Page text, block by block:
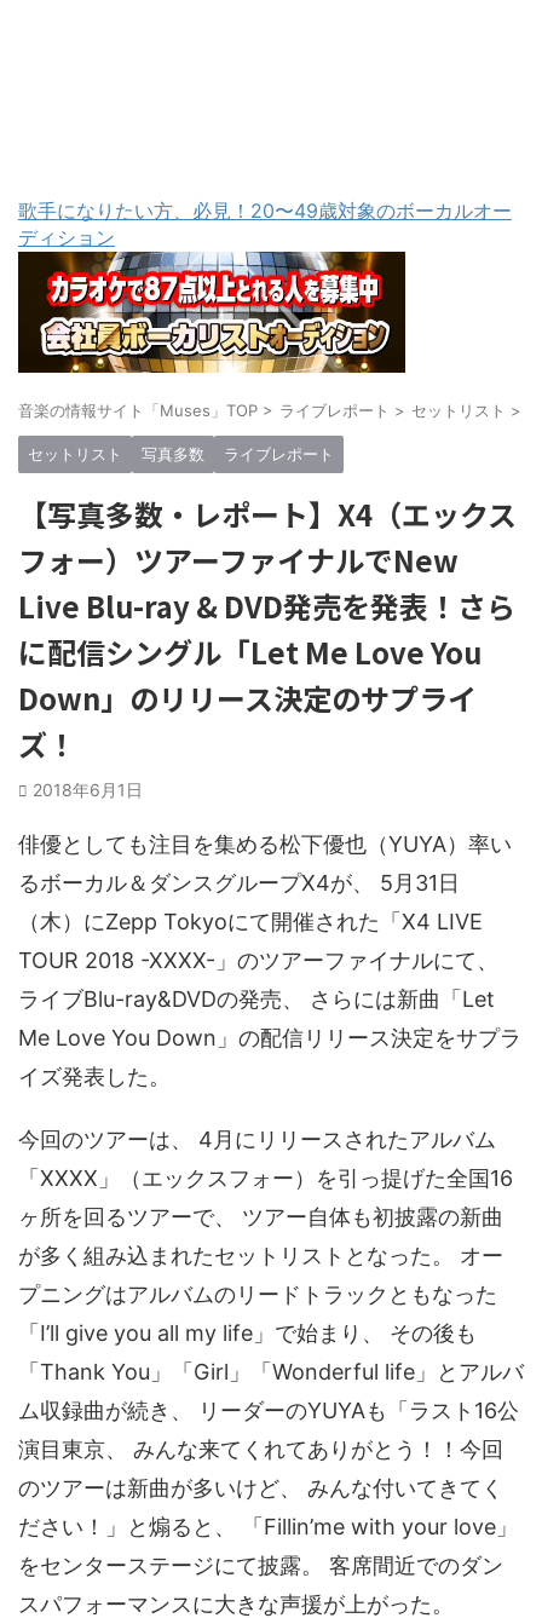
歌手になりたい方、必見！20〜49歳対象のボーカルオー
ディション
音楽の情報サイト「Muses」TOP > ライブレポート > セットリスト >
セットリスト 写真多数 ライブレポート
【写真多数・レポート】X4（エックス
フォー）ツアーファイナルでNew
Live Blu-ray & DVD発売を発表！さら
に配信シングル「Let Me Love You
Down」のリリース決定のサプライ
ズ！
2018年6月1日
俳優としても注目を集める松下優也（YUYA）率い
るボーカル＆ダンスグループX4が、 5月31日
（木）にZepp Tokyoにて開催された「X4 LIVE
TOUR 2018 -XXXX-」のツアーファイナルにて、
ライブBlu-ray&DVDの発売、 さらには新曲「Let
Me Love You Down」の配信リリース決定をサプラ
イズ発表した。
今回のツアーは、 4月にリリースされたアルバム
「XXXX」（エックスフォー）を引っ提げた全国16
ヶ所を回るツアーで、 ツアー自体も初披露の新曲
が多く組み込まれたセットリストとなった。 オー
プニングはアルバムのリードトラックともなった
「I’ll give you all my life」で始まり、 その後も
「Thank You」「Girl」「Wonderful life」とアルバ
ム収録曲が続き、 リーダーのYUYAも「ラスト16公
演目東京、 みんな来てくれてありがとう！！今回
のツアーは新曲が多いけど、 みんな付いてきてく
ださい！」と煽ると、 「Fillin’me with your love」
をセンターステージにて披露。 客席間近でのダン
スパフォーマンスに大きな声援が上がった。